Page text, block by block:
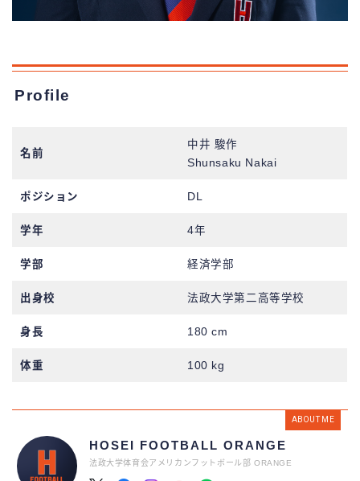
Profile
名前
中井 駿作
Shunsaku Nakai
ポジション DL
学年 4年
学部 経済学部
出身校 法政大学第二高等学校
身長 180 cm
体重 100 kg
ABOUT ME
HOSEI FOOTBALL ORANGE
法政大学体育会アメリカンフットボール部 ORANGE